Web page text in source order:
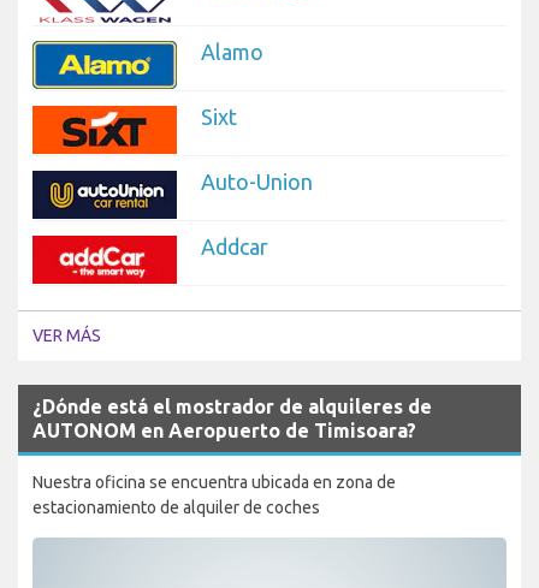
Alamo
Sixt
Auto-Union
Addcar
VER MÁS
¿Dónde está el mostrador de alquileres de
AUTONOM en Aeropuerto de Timisoara?
Nuestra oficina se encuentra ubicada en zona de
estacionamiento de alquiler de coches